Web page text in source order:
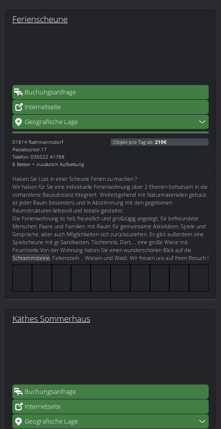
Ferienscheune
Buchungsanfrage
Internetseite
Geografische Lage
01814 Rathmannsdorf
Pestalozzistr.17
Telefon: 035022 41768
8 Betten + zusätzlich Aufbettung
Objekt pro Tag ab: 219€
Haben Sie Lust in einer Scheune Ferien zu machen ?
Wir haben für Sie eine individuelle Ferienwohnung über 2 Ebenen behutsam in die
vorhandene Bausubstanz integriert. Weitestgehend mit Naturmaterialien gebaut,
ist jeder Raum besonders und in Abstimmung mit den gegebenen
Raumstrukturen liebevoll und kreativ gestaltet.
Die Ferienwohnung ist hell, freundlich und großzügig angelegt, für befreundete
Menschen, Paare und Familien, mit Raum für gemeinsame Aktivitäten, Spiele und
Gespräche, aber auch Möglichkeiten sich zurückzuziehen. Es gibt außerdem eine
Spielscheune mit gr.Sandkasten, Tischtennis, Dart,... eine große Wiese mit
Feuerstelle.Von der Wohnung haben Sie einen wunderschönen Blick auf die
Schrammsteine , Falkenstein... Wiesen und Wald. Wir freuen uns auf Ihren Besuch !
Käthes Sommerhaus
Buchungsanfrage
Internetseite
Geografische Lage